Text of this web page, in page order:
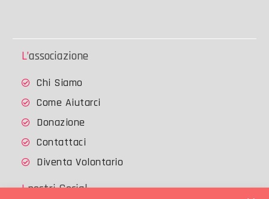
L’associazione
Chi Siamo
Come Aiutarci
Donazione
Contattaci
Diventa Volontario
I nostri Social